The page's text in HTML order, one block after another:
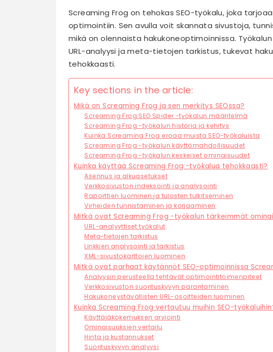
Screaming Frog on tehokas SEO-työkalu, joka
optimointiin. Sen avulla voit skannata sivustoja,
mikä on olennaista hakukoneoptimoinnissa.
URL-analyysi ja meta-tietojen tarkistus, tukevat
tehokkaasti.
Key sections in the article:
Mikä on Screaming Frog ja sen merkitys SEOssa?
Screaming Frog SEO Spider -työkalun määritelmä
Screaming Frog -työkalun historia ja kehitys
Kuinka Screaming Frog eroaa muista SEO-työkaluista
Screaming Frog -työkalun käyttömahdollisuudet
Screaming Frog -työkalun keskeiset ominaisuudet
Kuinka käyttää Screaming Frog -työkalua tehokkaasti?
Asennus ja alkuasetukset
Verkkosivuston indeksointi ja analysointi
Raporttien luominen ja tulosten tulkitseminen
Virheiden tunnistaminen ja korjaaminen
Mitkä ovat Screaming Frog -työkalun tärkeimmät
URL-analyyttiset työkalut
Meta-tietojen tarkistus
Linkkien analysointi ja tarkistus
XML-sivustokarttojen luominen
Mitkä ovat parhaat käytännöt SEO-optimoinnissa
Analyysin perusteella tehtävät optimointitoimenpiteet
Verkkosivuston suorituskyvyn parantaminen
Hakukoneystävällisten URL-osoitteiden luominen
Kuinka Screaming Frog vertautuu muihin SEO-
Käyttäjäkokemuksen arviointi
Ominaisuuksien vertailu
Hinta ja kustannukset
Suorituskyvyn analyysi